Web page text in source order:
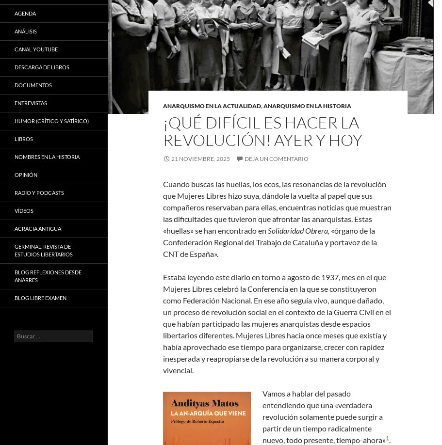
ANARQUISMO EN LA ACTUALIDAD,ANARQUISMO EN LA HISTORIA
¡QUÉ DIFÍCIL ES HACER LA
REVOLUCIÓN! AYER Y HOY
21 NOVIEMBRE, 2025 DEJA UN COMENTARIO
Cuando buscas las huellas, los ecos, las resonancias de la revolución
que Mujeres Libres hizo suya, dándole la vuelta al papel que sus
compañeros reservaban para ellas, encuentras noticias que muestran
las dificultades que tuvieron que afrontar las anarquistas. Estas
«huellas» se han encontrado en Solidaridad Obrera, «órgano de la
Confederación Regional del Trabajo de Cataluña y portavoz de la
CNT de España».
Estaba leyendo este diario en torno a agosto de 1937, mes en el que
Mujeres Libres celebró la Conferencia en la que se constituyeron
como Federación Nacional. En ese año seguía vivo, aunque dañado,
un proceso de revolución social en el contexto de la Guerra Civil en el
que habían participado las mujeres anarquistas desde espacios
libertarios diferentes. Mujeres Libres hacía once meses que existía y
había aprovechado ese tiempo para organizarse, crecer con rapidez
inesperada y reapropiarse de la revolución a su manera corporal y
vivencial.
Vamos a hablar del pasado
entendiendo que una «verdadera
revolución solamente puede surgir a
partir de un tiempo radicalmente
nuevo, todo presente, tiempo-ahora»1.
AGENDA
ANÁLISIS
CANAL YOUTUBE
DESCARGA DE LIBROS
DOCUMENTOS
ENTREVISTAS
HUMOR (CRÍTICO Y SATÍRICO)
LIBROS
NOMBRES EN LA HISTORIA
OPINIÓN
RADIO Y PODCASTS
VÍDEOS
ACRACIA ANTIGUA
GERMINAL. REVISTA DE
ESTUDIOS LIBERTARIOS
BLOG REFLEXIONES DESDE
ANARRES
BLOG LIBRE EXAMEN
Buscar: